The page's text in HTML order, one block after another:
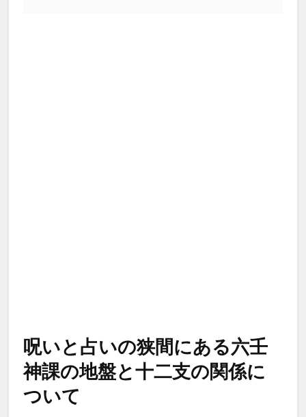
呪いと占いの狭間にある六壬
神課の地盤と十二支の関係に
ついて